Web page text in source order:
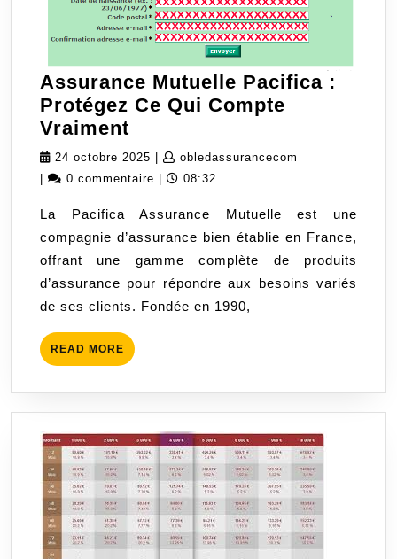
Assurance Mutuelle Pacifica :
Protégez Ce Qui Compte
Vraiment
Mutuelle
Pacifica
Protégez
Ce
Qui
Compte
Vraiment
24 octobre 2025 24
octobre
| obledassurancecom
|
0 commentaire | 08:32
La Pacifica Assurance Mutuelle est une
compagnie d’assurance bien établie en France,
offrant une gamme complète de produits
d’assurance pour répondre aux besoins variés
de ses clients. Fondée en 1990,
READ MORE READ
MORE